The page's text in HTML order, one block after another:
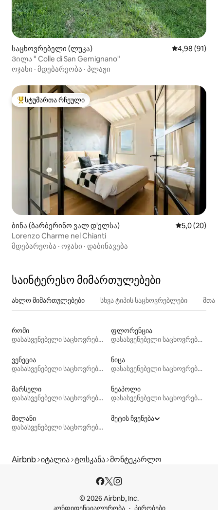
საცხოვრებელი (ლუკა) საშუალო
4,98 (91)
Ვილა " Colle di San Gemignano"
ოჯახი · მდებარეობა · პლაჟი
სტუმართა რჩეული მოწინავე ვარიანტი
სტუმართა რჩეული
ბინა (ბარბერინო ვალ დ'ელსა) საშუალო
5,0 (20)
Lorenzo Charme nel Chianti
მდებარეობა · ოჯახი · დაბინავება
საინტერესო მიმართულებები
ახლო მიმართულებები სხვა ტიპის საცხოვრებლები
რომი
დასასვენებელი საცხოვრებლები
ფლორენცია
დასასვენებელი საცხოვრებლები
ვენეცია
დასასვენებელი საცხოვრებლები
ნიცა
დასასვენებელი საცხოვრებლები
მარსელი
დასასვენებელი საცხოვრებლები
ნეაპოლი
დასასვენებელი საცხოვრებლები
მილანი
დასასვენებელი საცხოვრებლები
მეტის ჩვენება
Airbnb იტალია ტოსკანა მონტეკარლო
© 2026 Airbnb, Inc.